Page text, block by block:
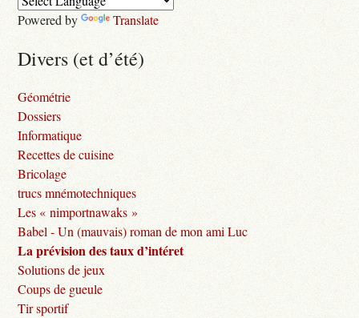
Powered by Translate
Divers (et d’été)
Géométrie
Dossiers
Informatique
Recettes de cuisine
Bricolage
trucs mnémotechniques
Les « nimportnawaks »
Babel - Un (mauvais) roman de mon ami Luc
La prévision des taux d’intéret
Solutions de jeux
Coups de gueule
Tir sportif